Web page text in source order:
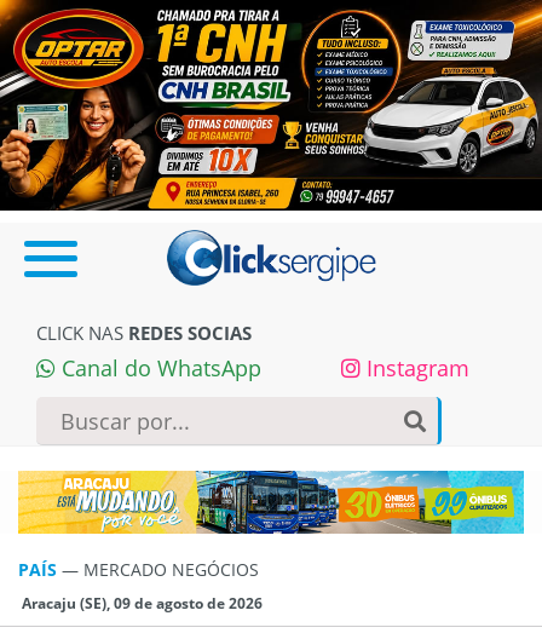
CLICK NAS REDES SOCIAS
Canal do WhatsApp Instagram
PAÍS — MERCADO NEGÓCIOS
Aracaju (SE), 09 de agosto de 2026